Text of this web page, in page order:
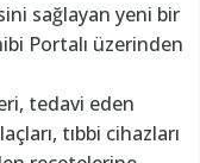
sağlayan yeni bir
Portalı üzerinden
tedavi eden
tıbbi cihazları